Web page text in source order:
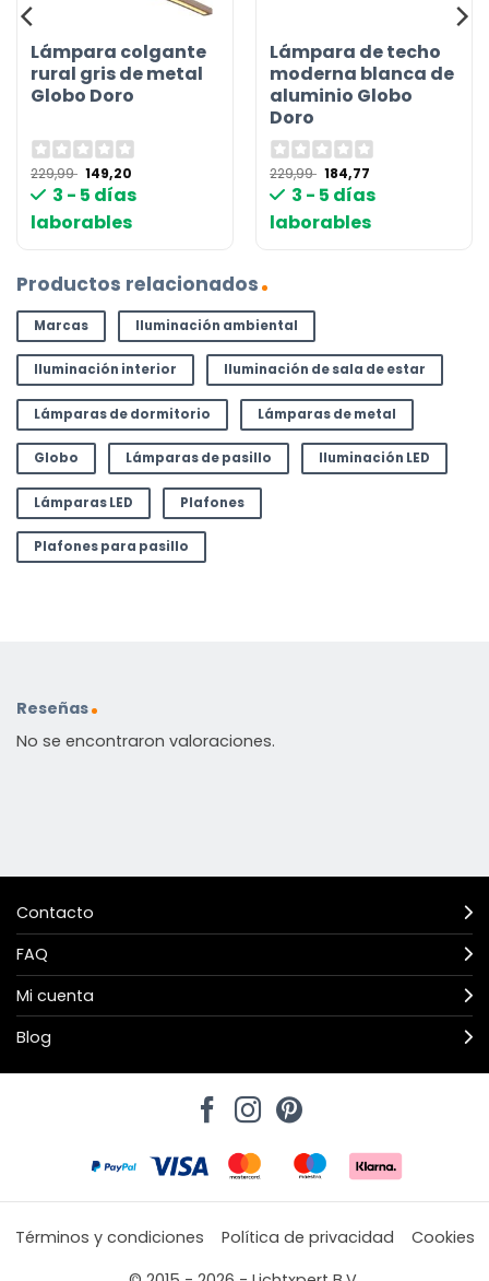
Lámpara colgante
rural gris de metal
Globo Doro
229,99 El
precio
original
era:
229,99 €.
149,20
actual
3 - 5 días
laborables
Lámpara de techo
moderna blanca de
aluminio Globo
Doro
229,99 El
precio
original
era:
229,99 €.
184,77
actual
3 - 5 días
laborables
Productos relacionados
Marcas Iluminación ambiental
Iluminación interior Iluminación de sala de estar
Lámparas de dormitorio Lámparas de metal
Globo Lámparas de pasillo Iluminación LED
Lámparas LED Plafones
Plafones para pasillo
Reseñas
No se encontraron valoraciones.
Contacto
FAQ
Mi cuenta
Blog
Términos y condiciones Política de privacidad
Cookies